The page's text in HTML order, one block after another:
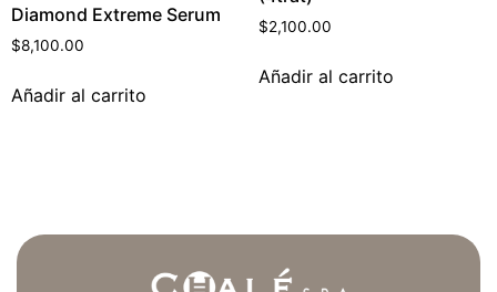
Diamond Extreme Serum
$8,100.00
Añadir al carrito
$2,100.00
Añadir al carrito